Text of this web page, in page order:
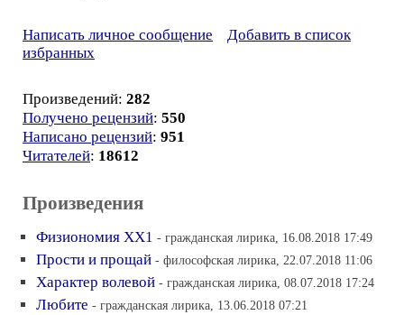
Написать личное сообщение
Добавить в список
избранных
Произведений: 282
Получено рецензий: 550
Написано рецензий: 951
Читателей: 18612
Произведения
Физиономия ХХ1 - гражданская лирика, 16.08.2018 17:49
Прости и прощай - философская лирика, 22.07.2018 11:06
Характер волевой - гражданская лирика, 08.07.2018 17:24
Любите - гражданская лирика, 13.06.2018 07:21